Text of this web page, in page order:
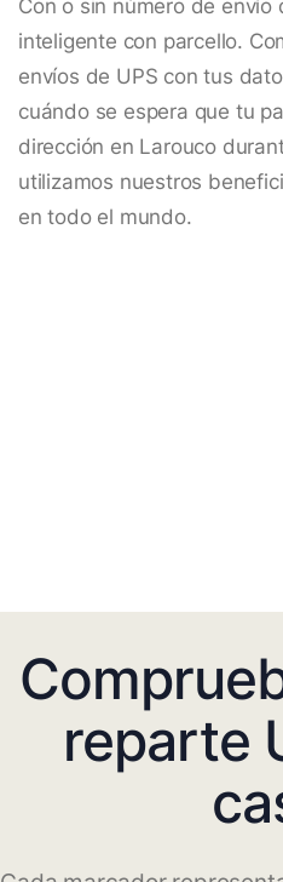
Con o sin número de envío
inteligente con parcello.
envíos de UPS con tus
cuándo se espera que tu
dirección en Larouco
utilizamos nuestros
en todo el mundo.
reparte